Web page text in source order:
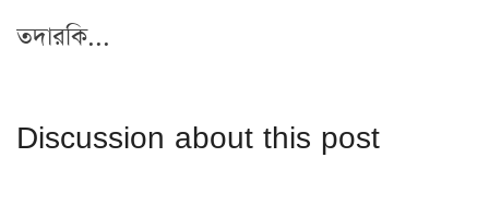
তদারকি...
Discussion about this post